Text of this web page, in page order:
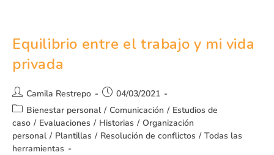
Equilibrio entre el trabajo y mi vida
privada
Camila Restrepo
04/03/2021
Bienestar personal / Comunicación / Estudios de
caso / Evaluaciones / Historias / Organización
personal / Plantillas / Resolución de conflictos / Todas las
herramientas